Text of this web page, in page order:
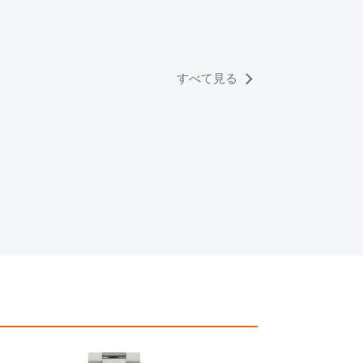
ております。
のでご了承くださいませ。
すべて見る